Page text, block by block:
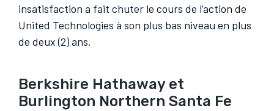
insatisfaction a fait chuter le cours de l’action de
United Technologies à son plus bas niveau en plus
de deux (2) ans.
Berkshire Hathaway et
Burlington Northern Santa Fe